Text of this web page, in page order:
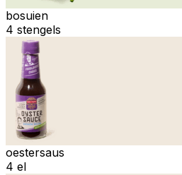
bosuien
4 stengels
oestersaus
4 el